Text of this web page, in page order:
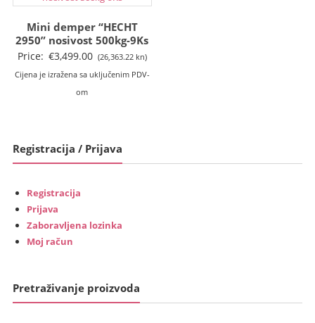
Mini demper “HECHT
2950” nosivost 500kg-9Ks
Price: €3,499.00 (26,363.22 kn)
Cijena je izražena sa uključenim PDV-
om
Registracija / Prijava
Registracija
Prijava
Zaboravljena lozinka
Moj račun
Pretraživanje proizvoda